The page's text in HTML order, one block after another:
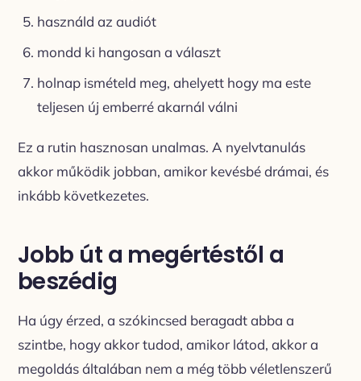
használd az audiót
mondd ki hangosan a választ
holnap ismételd meg, ahelyett hogy ma este
teljesen új emberré akarnál válni
Ez a rutin hasznosan unalmas. A nyelvtanulás
akkor működik jobban, amikor kevésbé drámai, és
inkább következetes.
Jobb út a megértéstől a
beszédig
Ha úgy érzed, a szókincsed beragadt abba a
szintbe, hogy akkor tudod, amikor látod, akkor a
megoldás általában nem a még több véletlenszerű